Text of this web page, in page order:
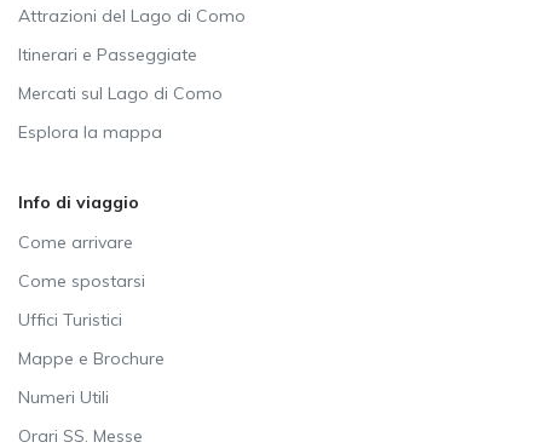
Attrazioni del Lago di Como
Itinerari e Passeggiate
Mercati sul Lago di Como
Esplora la mappa
Info di viaggio
Come arrivare
Come spostarsi
Uffici Turistici
Mappe e Brochure
Numeri Utili
Orari SS. Messe